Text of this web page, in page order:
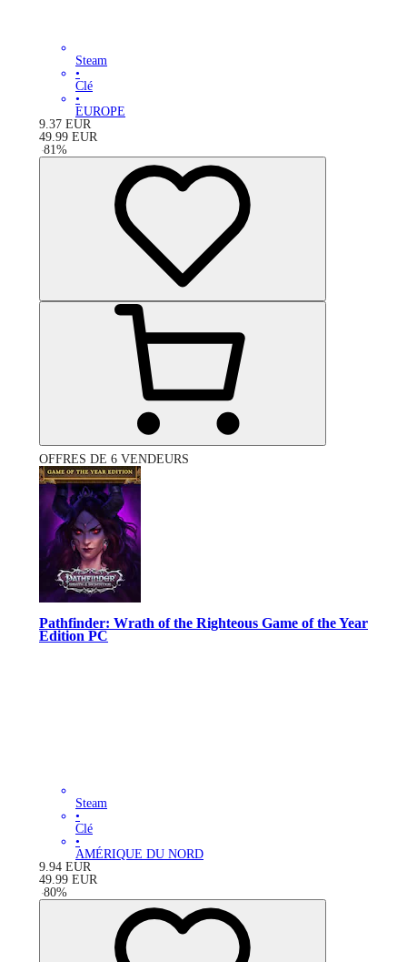
Steam
•
Clé
•
EUROPE
9.37 EUR
49.99 EUR
-81%
OFFRES DE 6 VENDEURS
Pathfinder: Wrath of the Righteous Game of the Year
Edition PC
Steam
•
Clé
•
AMÉRIQUE DU NORD
9.94 EUR
49.99 EUR
-80%